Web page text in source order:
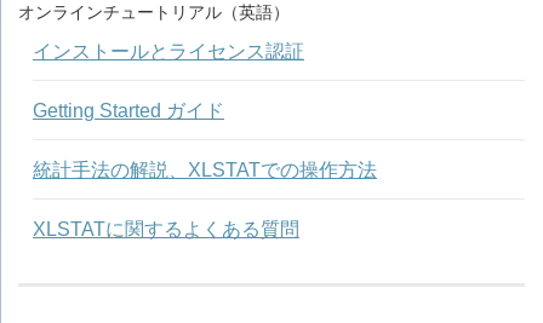
オンラインチュートリアル（英語）
インストールとライセンス認証
Getting Started ガイド
統計手法の解説、XLSTATでの操作方法
XLSTATに関するよくある質問